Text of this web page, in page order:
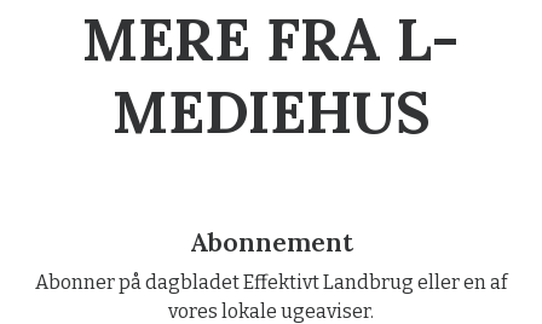
MERE FRA L-
MEDIEHUS
Abonnement
Abonner på dagbladet Effektivt Landbrug eller en af
vores lokale ugeaviser.